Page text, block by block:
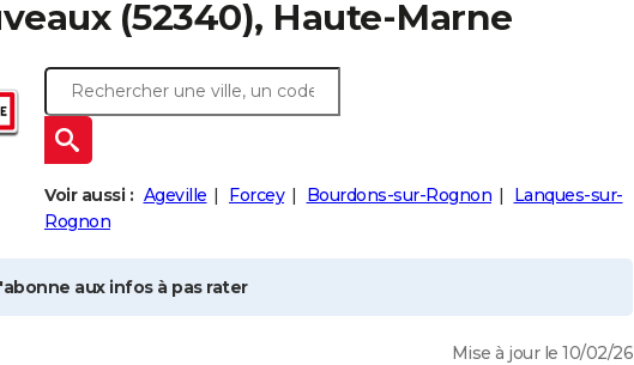
(52340), Haute-Marne
Voir aussi : Ageville Forcey Bourdons-sur-Rognon
Lanques-sur-
Rognon
aux infos à pas rater
Mise à jour le 10/02/26